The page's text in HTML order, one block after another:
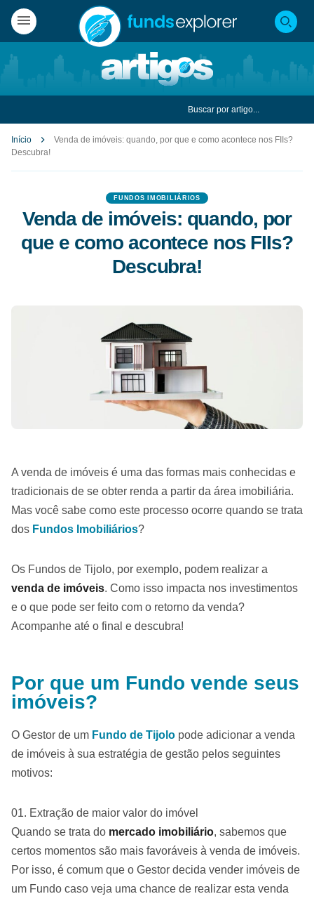
Início
Venda de imóveis: quando, por que e como acontece nos FIIs?
Descubra!
FUNDOS IMOBILIÁRIOS
Venda de imóveis: quando, por
que e como acontece nos FIIs?
Descubra!
A venda de imóveis é uma das formas mais conhecidas e
tradicionais de se obter renda a partir da área imobiliária.
Mas você sabe como este processo ocorre quando se trata
dos Fundos Imobiliários?
Os Fundos de Tijolo, por exemplo, podem realizar a
venda de imóveis. Como isso impacta nos investimentos
e o que pode ser feito com o retorno da venda?
Acompanhe até o final e descubra!
Por que um Fundo vende seus
imóveis?
O Gestor de um Fundo de Tijolo pode adicionar a venda
de imóveis à sua estratégia de gestão pelos seguintes
motivos:
Extração de maior valor do imóvel
Quando se trata do mercado imobiliário, sabemos que
certos momentos são mais favoráveis à venda de imóveis.
Por isso, é comum que o Gestor decida vender imóveis de
um Fundo caso veja uma chance de realizar esta venda